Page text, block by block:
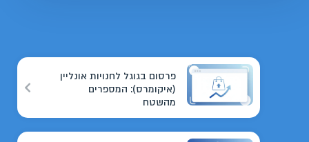
פרסום בגוגל לחנויות אונליין
(איקומרס): המספרים
מהשטח